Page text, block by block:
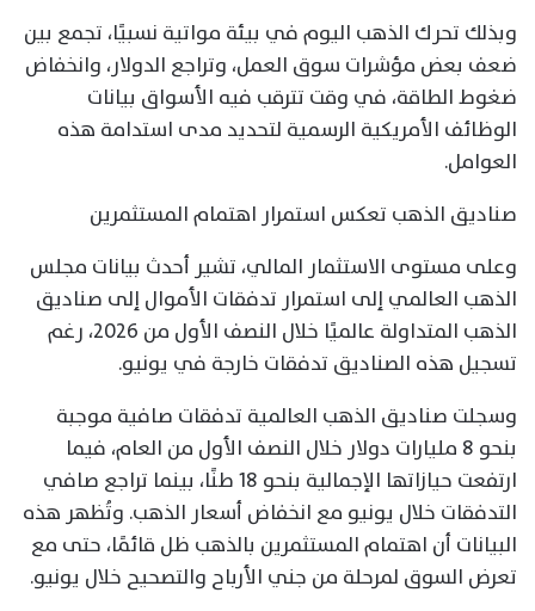
وبذلك تحرك الذهب اليوم في بيئة مواتية نسبيًا، تجمع بين
ضعف بعض مؤشرات سوق العمل، وتراجع الدولار، وانخفاض
ضغوط الطاقة، في وقت تترقب فيه الأسواق بيانات
الوظائف الأمريكية الرسمية لتحديد مدى استدامة هذه
العوامل.
صناديق الذهب تعكس استمرار اهتمام المستثمرين
وعلى مستوى الاستثمار المالي، تشير أحدث بيانات مجلس
الذهب العالمي إلى استمرار تدفقات الأموال إلى صناديق
الذهب المتداولة عالميًا خلال النصف الأول من 2026، رغم
تسجيل هذه الصناديق تدفقات خارجة في يونيو.
وسجلت صناديق الذهب العالمية تدفقات صافية موجبة
بنحو 8 مليارات دولار خلال النصف الأول من العام، فيما
ارتفعت حيازاتها الإجمالية بنحو 18 طنًا، بينما تراجع صافي
التدفقات خلال يونيو مع انخفاض أسعار الذهب. وتُظهر هذه
البيانات أن اهتمام المستثمرين بالذهب ظل قائمًا، حتى مع
تعرض السوق لمرحلة من جني الأرباح والتصحيح خلال يونيو.